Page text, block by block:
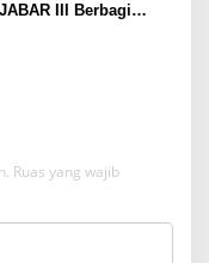
III Berbagi
Ruas yang wajib